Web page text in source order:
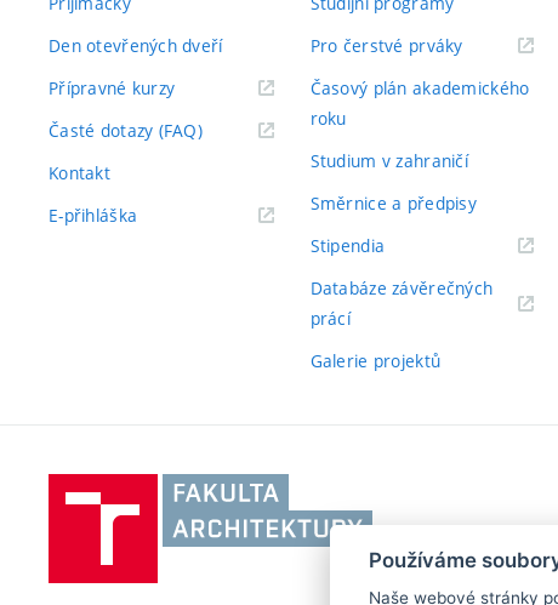
Den otevřených dveří
Přípravné kurzy
Časté dotazy (FAQ)
Kontakt
E-přihláška
Pro čerstvé prváky
Časový plán akademického
roku
Studium v zahraničí
Směrnice a předpisy
Stipendia
Databáze závěrečných
prácí
Galerie projektů
učení
technické
Používáme
Naše webové stránky